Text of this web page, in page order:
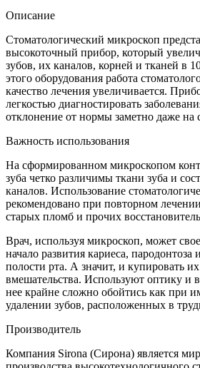
Описание
Стоматологический микроскоп
высокоточный прибор, который
зубов, их каналов, корней и тканей в
этого оборудования работа
качество лечения увеличивается.
легкостью диагностировать
отклонение от нормы заметно даже на
Важность использования
На сформированном микроскопом
зуба четко различимы ткани зуба и
каналов. Использование
рекомендовано при повторном
старых пломб и прочих
Врач, используя микроскоп, может
начало развития кариеса, пародонтоза
полости рта. А значит, и купировать их
вмешательства. Используют оптику и
нее крайне сложно обойтись как при
удалении зубов, расположенных в
Производитель
Компания Sirona (Сирона) является